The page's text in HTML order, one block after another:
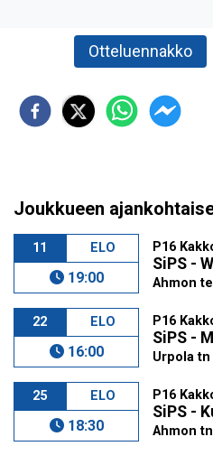
Otteluennakko
Joukkueen
11 ELO
19:00
P16
SiPS -
Ahmon
22 ELO
16:00
P16
SiPS -
Urpola tn
25 ELO
18:30
P16
SiPS -
Ahmon tn